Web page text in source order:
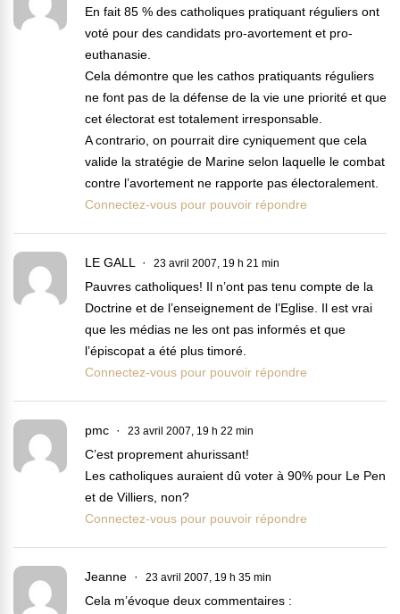
En fait 85 % des catholiques pratiquant réguliers ont
voté pour des candidats pro-avortement et pro-
euthanasie.
Cela démontre que les cathos pratiquants réguliers
ne font pas de la défense de la vie une priorité et que
cet électorat est totalement irresponsable.
A contrario, on pourrait dire cyniquement que cela
valide la stratégie de Marine selon laquelle le combat
contre l’avortement ne rapporte pas électoralement.
Connectez-vous pour pouvoir répondre
LE GALL 23 avril 2007, 19 h 21 min
Pauvres catholiques! Il n’ont pas tenu compte de la
Doctrine et de l’enseignement de l’Eglise. Il est vrai
que les médias ne les ont pas informés et que
l’épiscopat a été plus timoré.
Connectez-vous pour pouvoir répondre
pmc 23 avril 2007, 19 h 22 min
C’est proprement ahurissant!
Les catholiques auraient dû voter à 90% pour Le Pen
et de Villiers, non?
Connectez-vous pour pouvoir répondre
Jeanne 23 avril 2007, 19 h 35 min
Cela m’évoque deux commentaires :